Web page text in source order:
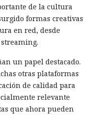
de la cultura
formas creativas
en red, desde
un papel destacado.
otras plataformas
de calidad para
relevante
que ahora pueden